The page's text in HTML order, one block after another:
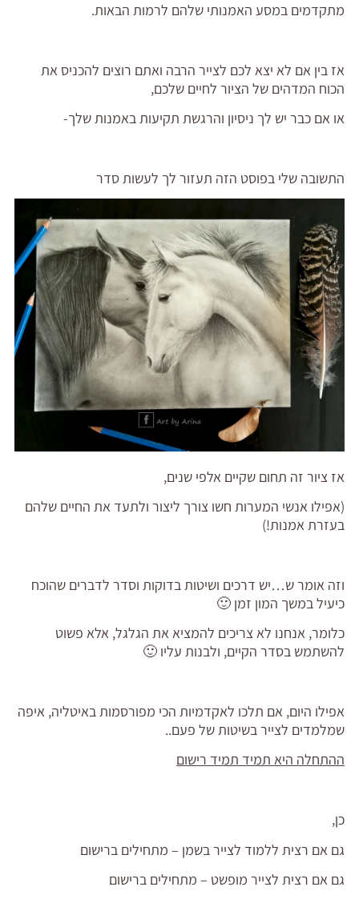
מתקדמים במסע האמנותי שלהם לרמות הבאות.
אז בין אם לא יצא לכם לצייר הרבה ואתם רוצים להכניס את
הכוח המדהים של הציור לחיים שלכם,
או אם כבר יש לך ניסיון והרגשת תקיעות באמנות שלך-
התשובה שלי בפוסט הזה תעזור לך לעשות סדר
אז ציור זה תחום שקיים אלפי שנים,
(אפילו אנשי המערות חשו צורך ליצור ולתעד את החיים שלהם
בעזרת אמנות!)
וזה אומר ש…יש דרכים ושיטות בדוקות וסדר לדברים שהוכח
כיעיל במשך המון זמן 🙂
כלומר, אנחנו לא צריכים להמציא את הגלגל, אלא פשוט
להשתמש בסדר הקיים, ולבנות עליו 🙂
אפילו היום, אם תלכו לאקדמיות הכי מפורסמות באיטליה, איפה
שמלמדים לצייר בשיטות של פעם..
ההתחלה היא תמיד תמיד רישום
כן,
גם אם רצית ללמוד לצייר בשמן – מתחילים ברישום
גם אם רצית לצייר מופשט – מתחילים ברישום